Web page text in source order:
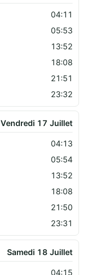
04:11
05:53
13:52
18:08
21:51
23:32
Vendredi 17 Juillet
04:13
05:54
13:52
18:08
21:50
23:31
Samedi 18 Juillet
04:15